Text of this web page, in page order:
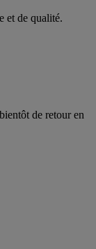
et de qualité.
de retour en